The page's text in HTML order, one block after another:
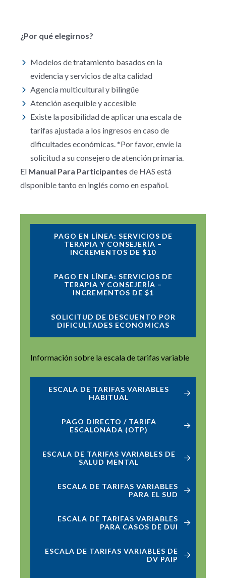
¿Por qué elegirnos?
Modelos de tratamiento basados ​​en la
evidencia y servicios de alta calidad
Agencia multicultural y bilingüe
Atención asequible y accesible
Existe la posibilidad de aplicar una escala de
tarifas ajustada a los ingresos en caso de
dificultades económicas. *Por favor, envíe la
solicitud a su consejero de atención primaria.
El Manual Para Participantes de HAS está
disponible tanto en inglés como en español.
PAGO EN LÍNEA: SERVICIOS DE
TERAPIA Y CONSEJERÍA –
INCREMENTOS DE $10
PAGO EN LÍNEA: SERVICIOS DE
TERAPIA Y CONSEJERÍA –
INCREMENTOS DE $1
SOLICITUD DE DESCUENTO POR
DIFICULTADES ECONÓMICAS
Información sobre la escala de tarifas variable
ESCALA DE TARIFAS VARIABLES
HABITUAL
PAGO DIRECTO / TARIFA
ESCALONADA (OTP)
ESCALA DE TARIFAS VARIABLES DE
SALUD MENTAL
ESCALA DE TARIFAS VARIABLES
PARA EL SUD
ESCALA DE TARIFAS VARIABLES
PARA CASOS DE DUI
ESCALA DE TARIFAS VARIABLES DE
DV PAIP